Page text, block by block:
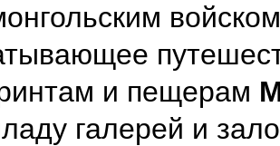
и пещерам
галерей и